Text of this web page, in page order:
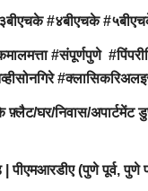
#४बीएचके
#संपूर्णपुणे
घर/निवास/अपार्टमेंट
पीएमआरडीए (पुणे पूर्व, पुणे